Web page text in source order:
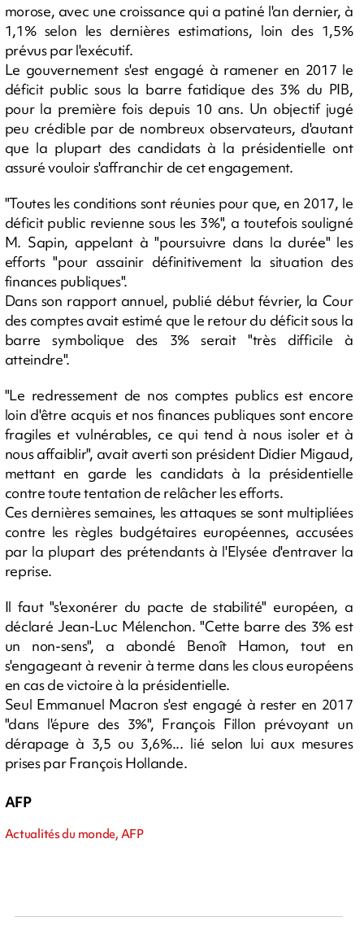
morose, avec une croissance qui a patiné l'an dernier, à
1,1% selon les dernières estimations, loin des 1,5%
prévus par l'exécutif.
Le gouvernement s'est engagé à ramener en 2017 le
déficit public sous la barre fatidique des 3% du PIB,
pour la première fois depuis 10 ans. Un objectif jugé
peu crédible par de nombreux observateurs, d'autant
que la plupart des candidats à la présidentielle ont
assuré vouloir s'affranchir de cet engagement.
"Toutes les conditions sont réunies pour que, en 2017, le
déficit public revienne sous les 3%", a toutefois souligné
M. Sapin, appelant à "poursuivre dans la durée" les
efforts "pour assainir définitivement la situation des
finances publiques".
Dans son rapport annuel, publié début février, la Cour
des comptes avait estimé que le retour du déficit sous la
barre symbolique des 3% serait "très difficile à
atteindre".
"Le redressement de nos comptes publics est encore
loin d'être acquis et nos finances publiques sont encore
fragiles et vulnérables, ce qui tend à nous isoler et à
nous affaiblir", avait averti son président Didier Migaud,
mettant en garde les candidats à la présidentielle
contre toute tentation de relâcher les efforts.
Ces dernières semaines, les attaques se sont multipliées
contre les règles budgétaires européennes, accusées
par la plupart des prétendants à l'Elysée d'entraver la
reprise.
Il faut "s'exonérer du pacte de stabilité" européen, a
déclaré Jean-Luc Mélenchon. "Cette barre des 3% est
un non-sens", a abondé Benoît Hamon, tout en
s'engageant à revenir à terme dans les clous européens
en cas de victoire à la présidentielle.
Seul Emmanuel Macron s'est engagé à rester en 2017
"dans l'épure des 3%", François Fillon prévoyant un
dérapage à 3,5 ou 3,6%... lié selon lui aux mesures
prises par François Hollande.
AFP
Actualités du monde, AFP